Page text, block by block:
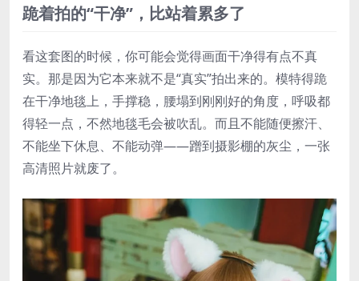
跪着拍的“干净”，比站着累多了
看这套图的时候，你可能会觉得画面干净得有点不真
实。那是因为它本来就不是“真实”拍出来的。模特得跪
在干净地毯上，手撑稳，腰塌到刚刚好的角度，呼吸都
得轻一点，不然地毯毛会被吹乱。而且不能随便擦汗、
不能坐下休息、不能动弹——蹭到摄影棚的灰尘，一张
高清照片就废了。